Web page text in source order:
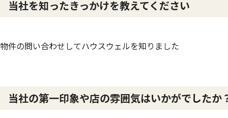
当社を知ったきっかけを教えてください
物件の問い合わせしてハウスウェルを知りました
当社の第一印象や店の雰囲気はいかがでしたか